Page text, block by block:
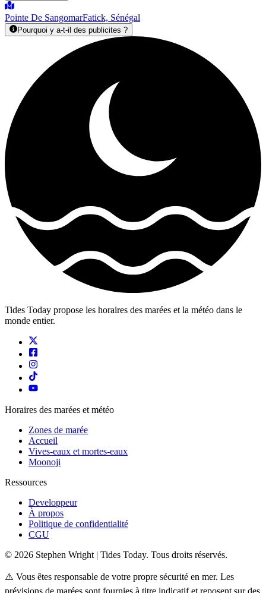
Pointe De SangomarFatick, Sénégal
Pourquoi y a-t-il des publicites ?
Tides Today propose les horaires des marées et la météo dans le
monde entier.
Horaires des marées et météo
Zones de marée
Accueil
Vives-eaux et mortes-eaux
Moonoji
Ressources
Developpeur
À propos
Politique de confidentialité
CGU
© 2026 Stephen Wright | Tides Today. Tous droits réservés.
⚠️ Vous êtes responsable de votre propre sécurité en mer. Les
prévisions de marées sont fournies à titre indicatif et reposent sur des